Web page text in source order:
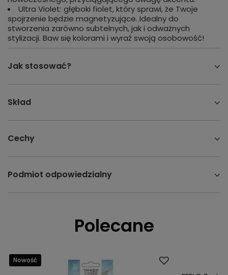
Ultra Violet: głęboki fiolet, który sprawi, że Twoje
spojrzenie będzie magnetyzujące. Idealny do
stworzenia zarówno subtelnych, jak i odważnych
stylizacji. Baw się kolorami i wyraź swoją osobowość!
Jak stosować?
Skład
Cechy
Podmiot odpowiedzialny
Polecane
Nowość